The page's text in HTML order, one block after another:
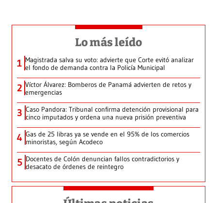
Lo más leído
1 Magistrada salva su voto: advierte que Corte evitó analizar
el fondo de demanda contra la Policía Municipal
2 Víctor Álvarez: Bomberos de Panamá advierten de retos y
emergencias
3 Caso Pandora: Tribunal confirma detención provisional para
cinco imputados y ordena una nueva prisión preventiva
4 Gas de 25 libras ya se vende en el 95% de los comercios
minoristas, según Acodeco
5 Docentes de Colón denuncian fallos contradictorios y
desacato de órdenes de reintegro